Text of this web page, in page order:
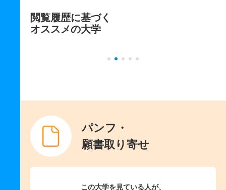
閲覧履歴に基づく
オススメの大学
パンフ・
願書取り寄せ
この大学を見ている人が、